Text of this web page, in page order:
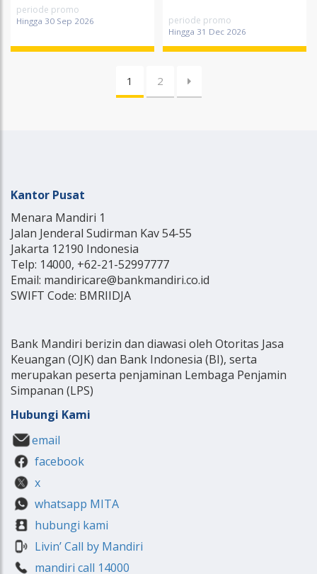
periode promo
Hingga 30 Sep 2026 periode promo
Hingga 31 Dec 2026
1 2
Kantor Pusat
Menara Mandiri 1
Jalan Jenderal Sudirman Kav 54-55
Jakarta 12190 Indonesia
Telp: 14000, +62-21-52997777
Email: mandiricare@bankmandiri.co.id
SWIFT Code: BMRIIDJA
Bank Mandiri berizin dan diawasi oleh Otoritas Jasa
Keuangan (OJK) dan Bank Indonesia (BI), serta
merupakan peserta penjaminan Lembaga Penjamin
Simpanan (LPS)
Hubungi Kami
email
facebook
x
whatsapp MITA
hubungi kami
Livin’ Call by Mandiri
mandiri call 14000